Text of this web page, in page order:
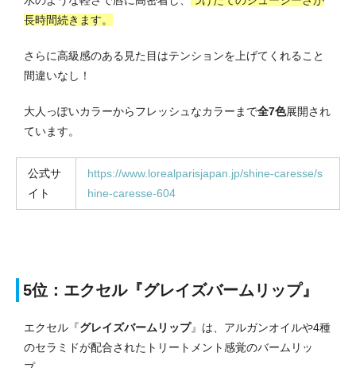
長時間続きます。
さらに高級感のある見た目はテンションを上げてくれること
間違いなし！
大人っぽいカラーからフレッシュなカラーまで全7色展開され
ています。
公式サ
イト
https://www.lorealparisjapan.jp/shine-caresse/s
hine-caresse-604
5位：エクセル『グレイズバームリップ』
エクセル『グレイズバームリップ』は、アルガンオイルや4種
のセラミドが配合されたトリートメント感覚のバームリッ